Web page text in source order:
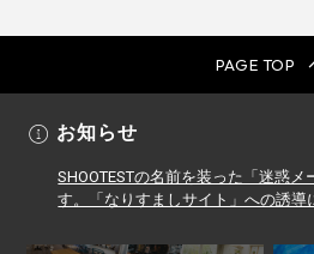
PAGE TOP
お知らせ
SHOOTESTの名前を装った「迷惑メ
す。「なりすましサイト」への誘導